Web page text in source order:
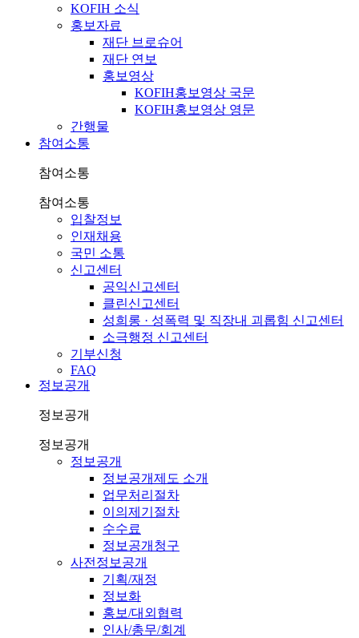
KOFIH 소식
홍보자료
재단 브로슈어
재단 연보
홍보영상
KOFIH홍보영상 국문
KOFIH홍보영상 영문
간행물
참여소통
참여소통
참여소통
입찰정보
인재채용
국민 소통
신고센터
공익신고센터
클린신고센터
성희롱 · 성폭력 및 직장내 괴롭힘 신고센터
소극행정 신고센터
기부신청
FAQ
정보공개
정보공개
정보공개
정보공개
정보공개제도 소개
업무처리절차
이의제기절차
수수료
정보공개청구
사전정보공개
기획/재정
정보화
홍보/대외협력
인사/총무/회계